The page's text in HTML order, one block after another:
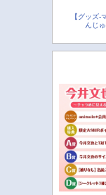
【グッズ-
んじ